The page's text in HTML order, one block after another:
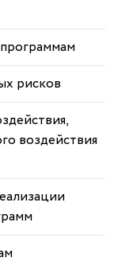
рисков
воздействия